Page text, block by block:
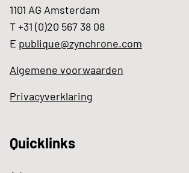
1101 AG Amsterdam
T +31 (0)20 567 38 08
E publique@zynchrone.com
Algemene voorwaarden
Privacyverklaring
Quicklinks